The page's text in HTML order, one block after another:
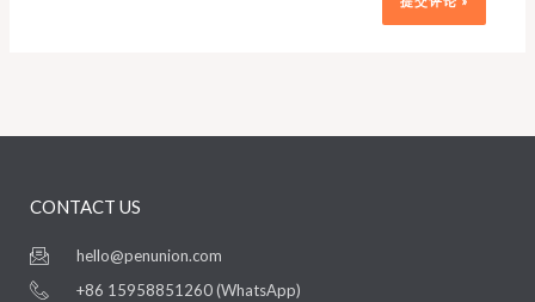
CONTACT US
hello@penunion.com
+86 15958851260 (WhatsApp)